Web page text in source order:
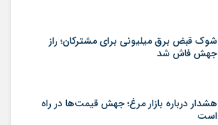
شوک قبض برق میلیونی برای مشترکان؛ راز
جهش فاش شد
هشدار درباره بازار مرغ؛ جهش قیمت‌ها در راه
است